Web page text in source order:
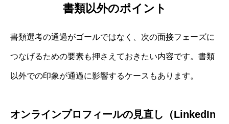
書類以外のポイント
書類選考の通過がゴールではなく、次の面接フェーズに
つなげるための要素も押さえておきたい内容です。書類
以外での印象が通過に影響するケースもあります。
オンラインプロフィールの見直し（LinkedIn